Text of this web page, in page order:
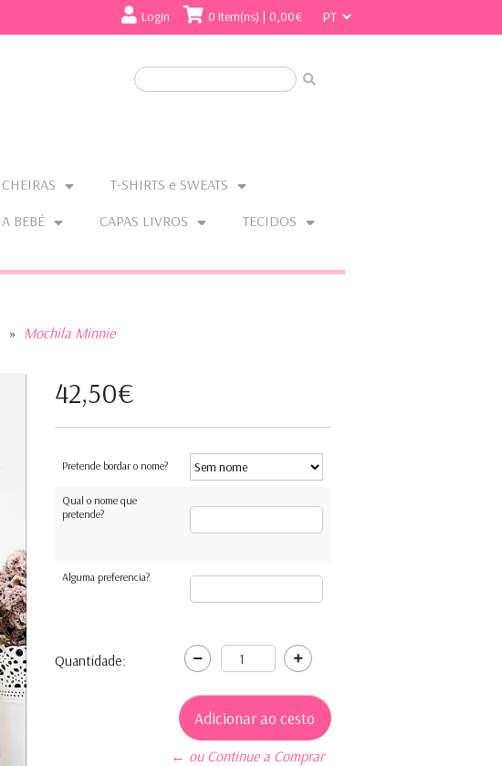
0 Item(ns) | 0,00€
Login
T-SHIRTS e SWEATS
BEBÉ CAPAS LIVROS TECIDOS
» Mochila Minnie
42,50€
Pretende bordar o nome?
Qual o nome que
pretende?
Alguma preferencia?
Quantidade:
← ou Continue a Comprar